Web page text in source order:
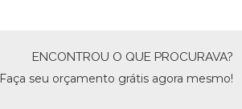
ENCONTROU O QUE PROCURAVA?
Faça seu orçamento grátis agora mesmo!